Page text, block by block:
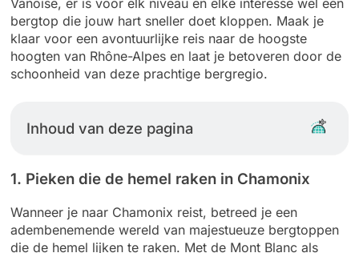
Vanoise, er is voor elk niveau en elke interesse wel een
bergtop die jouw hart sneller doet kloppen. Maak je
klaar voor een avontuurlijke reis naar de hoogste
hoogten van Rhône-Alpes en laat je betoveren door de
schoonheid van deze prachtige bergregio.
Inhoud van deze pagina
1. Pieken die de hemel raken in Chamonix
Wanneer je naar Chamonix reist, betreed je een
adembenemende wereld van majestueuze bergtoppen
die de hemel lijken te raken. Met de Mont Blanc als